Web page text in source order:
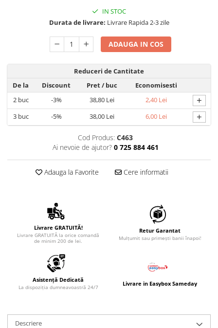
IN STOC
Durata de livrare: Livrare Rapida 2-3 zile
ADAUGA IN COS
Reduceri de Cantitate
De la
Discount Pret/ buc
Economisesti
2buc -3% 38,80 Lei 2,40 Lei +
3buc -5% 38,00 Lei 6,00 Lei +
Cod Produs: C463
Ai nevoie de ajutor? 0 725 884 461
Adauga la Favorite Cere informatii
Livrare GRATUITĂ!
Livrare GRATUITĂ la orice comandă
de minim 200 de lei.
Retur Garantat
Mulțumit sau primești banii înapoi!
Asistență Dedicată
La dispoziția dumneavoastră 24/7
Livrare in Easybox Sameday
Descriere